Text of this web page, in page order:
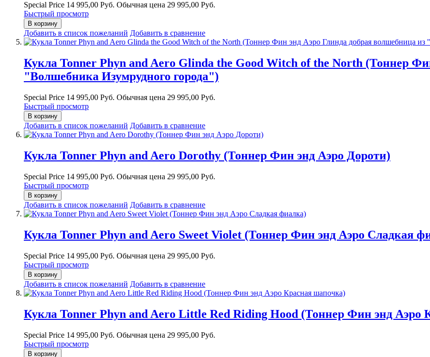
Special Price 14 995,00 Руб. Обычная цена 29 995,00 Руб.
Быстрый просмотр
В корзину
Добавить в список пожеланий Добавить в сравнение
Кукла Tonner Phyn and Aero Glinda the Good Witch of the North (Тоннер
"Волшебника Изумрудного города")
Special Price 14 995,00 Руб. Обычная цена 29 995,00 Руб.
Быстрый просмотр
В корзину
Добавить в список пожеланий Добавить в сравнение
Кукла Tonner Phyn and Aero Dorothy (Тоннер Фин энд Аэро Дороти)
Special Price 14 995,00 Руб. Обычная цена 29 995,00 Руб.
Быстрый просмотр
В корзину
Добавить в список пожеланий Добавить в сравнение
Кукла Tonner Phyn and Aero Sweet Violet (Тоннер Фин энд Аэро Сладкая
Special Price 14 995,00 Руб. Обычная цена 29 995,00 Руб.
Быстрый просмотр
В корзину
Добавить в список пожеланий Добавить в сравнение
Кукла Tonner Phyn and Aero Little Red Riding Hood (Тоннер Фин энд Аэро
Special Price 14 995,00 Руб. Обычная цена 29 995,00 Руб.
Быстрый просмотр
В корзину